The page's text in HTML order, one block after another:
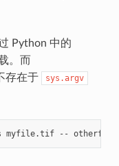
Python 中的
。而
存在于 sys.argv
myfile.tif --